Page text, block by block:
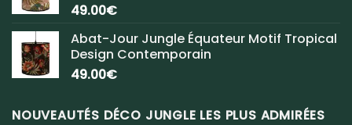
49.00€
Abat-Jour Jungle Équateur Motif Tropical
Design Contemporain
49.00€
NOUVEAUTÉS DÉCO JUNGLE LES PLUS ADMIRÉES